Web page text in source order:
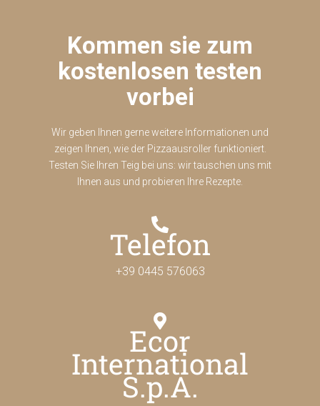
Kommen sie zum
kostenlosen testen
vorbei
Wir geben Ihnen gerne weitere Informationen und
zeigen Ihnen, wie der Pizzaausroller funktioniert.
Testen Sie Ihren Teig bei uns: wir tauschen uns mit
Ihnen aus und probieren Ihre Rezepte.
Telefon
+39 0445 576063
Ecor
International
S.p.A.